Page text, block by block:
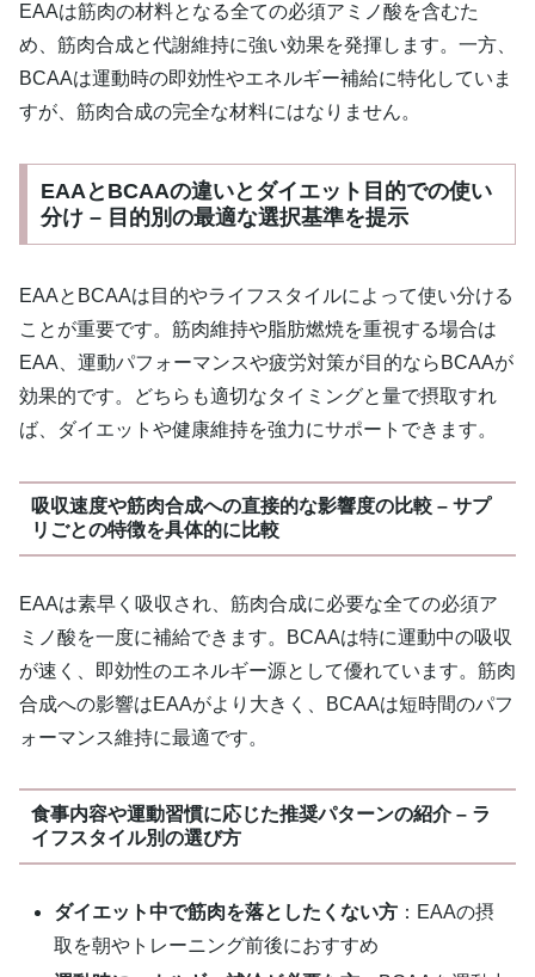
EAAは筋肉の材料となる全ての必須アミノ酸を含むた
め、筋肉合成と代謝維持に強い効果を発揮します。一方、
BCAAは運動時の即効性やエネルギー補給に特化していま
すが、筋肉合成の完全な材料にはなりません。
EAAとBCAAの違いとダイエット目的での使い
分け – 目的別の最適な選択基準を提示
EAAとBCAAは目的やライフスタイルによって使い分ける
ことが重要です。筋肉維持や脂肪燃焼を重視する場合は
EAA、運動パフォーマンスや疲労対策が目的ならBCAAが
効果的です。どちらも適切なタイミングと量で摂取すれ
ば、ダイエットや健康維持を強力にサポートできます。
吸収速度や筋肉合成への直接的な影響度の比較 – サプ
リごとの特徴を具体的に比較
EAAは素早く吸収され、筋肉合成に必要な全ての必須ア
ミノ酸を一度に補給できます。BCAAは特に運動中の吸収
が速く、即効性のエネルギー源として優れています。筋肉
合成への影響はEAAがより大きく、BCAAは短時間のパフ
ォーマンス維持に最適です。
食事内容や運動習慣に応じた推奨パターンの紹介 – ラ
イフスタイル別の選び方
ダイエット中で筋肉を落としたくない方 ：EAAの摂
取を朝やトレーニング前後におすすめ